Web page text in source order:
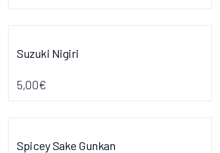
Suzuki Nigiri
5,00€
Spicey Sake Gunkan